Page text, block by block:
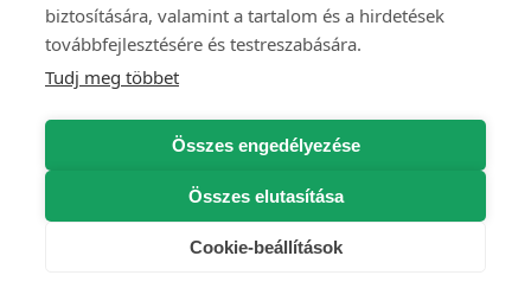
biztosítására, valamint a tartalom és a hirdetések
továbbfejlesztésére és testreszabására.
Tudj meg többet
Összes engedélyezése
Összes elutasítása
Cookie-beállítások
Címek
GDPR – Jogaim
Vásárlási előzmények
Személyes adatok
• A kávé a nap fő étkezése
napból származik